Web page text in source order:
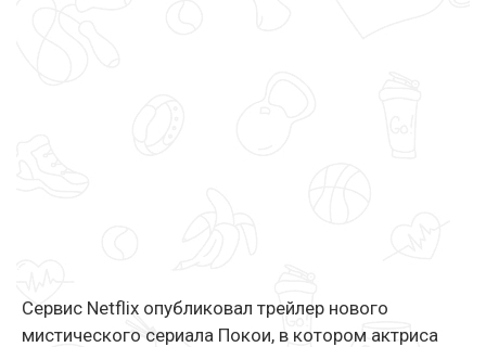
Сервис Netflix опубликовал трейлер нового
мистического сериала Покои, в котором актриса